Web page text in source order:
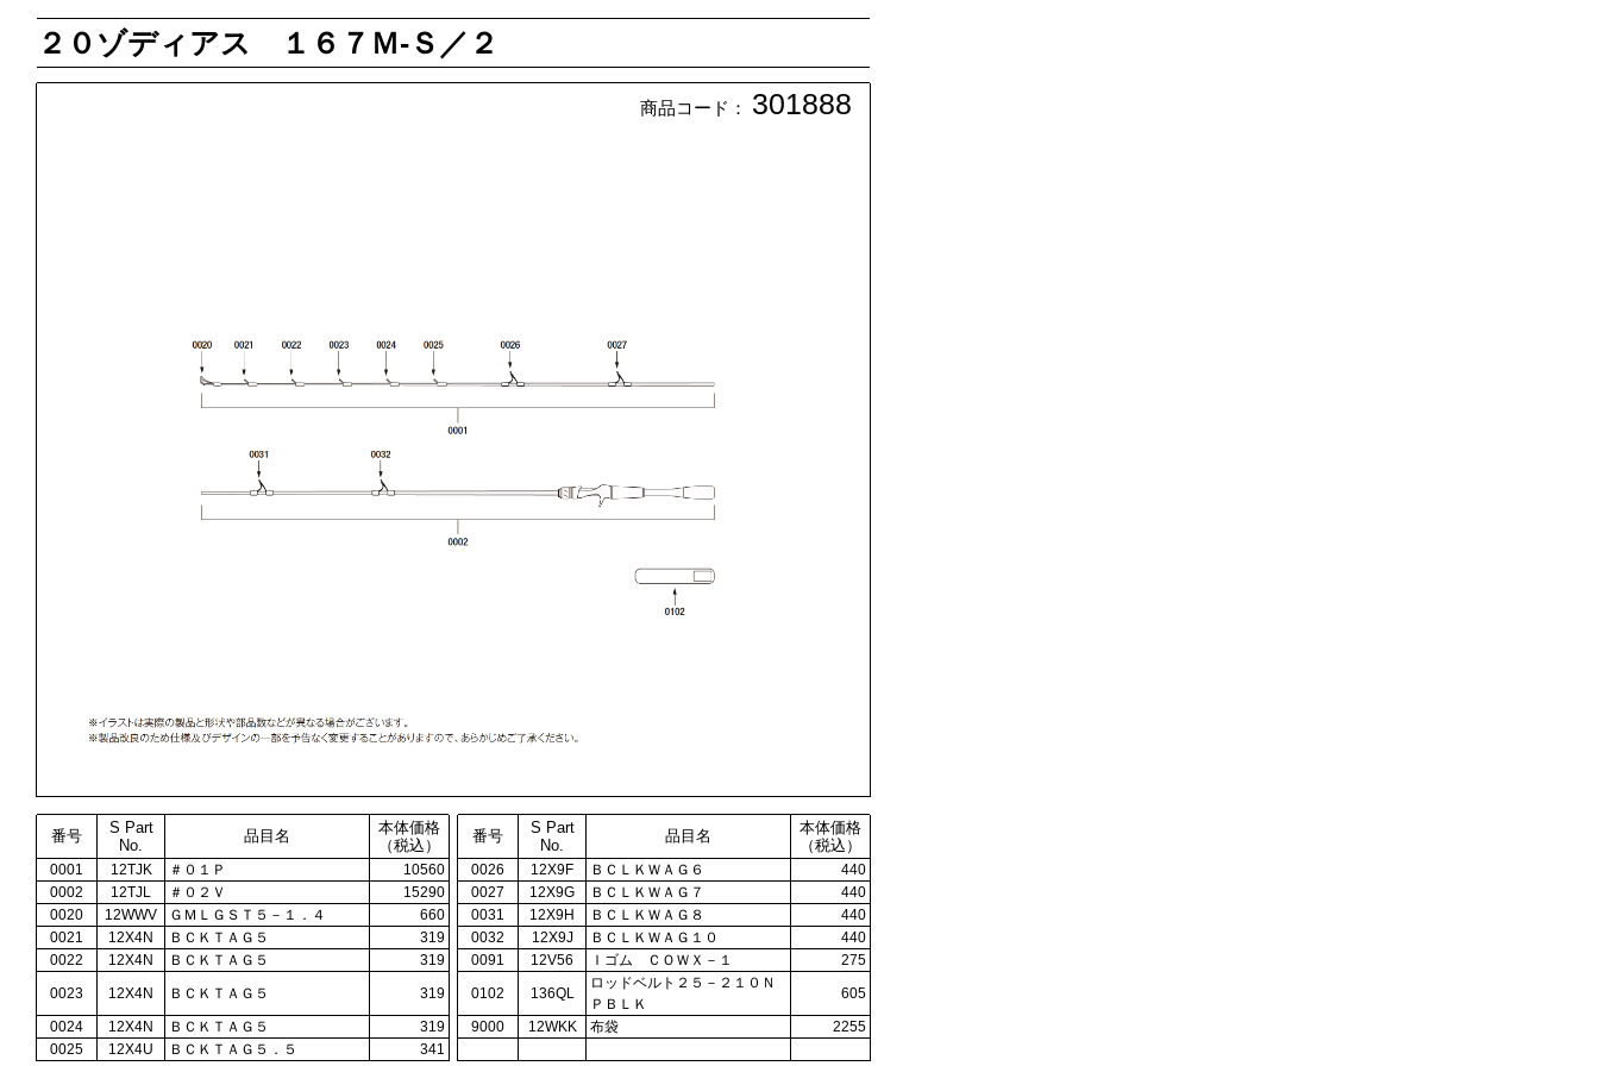
２０ゾディアス １６７Ｍ‐Ｓ／２
商品コード： 301888
番号
S Part
No.
品目名
本体価格
（税込）
番号
S Part
No.
品目名
本体価格
（税込）
0001 12TJK ＃０１Ｐ 10560 0026 12X9F ＢＣＬＫＷＡＧ６
440
0002
12TJL ＃０２Ｖ 15290 0027 12X9G ＢＣＬＫＷＡＧ７
440
0020
12WWV ＧＭＬＧＳＴ５－１．４ 660 0031 12X9H ＢＣＬＫＷＡＧ８
440
0021
12X4N ＢＣＫＴＡＧ５ 319 0032 12X9J ＢＣＬＫＷＡＧ１０
440
0022
12X4N ＢＣＫＴＡＧ５ 319 0091 12V56 Ｉゴム ＣＯＷＸ－１
275
0023
12X4N ＢＣＫＴＡＧ５ 319 0102 136QL
ロッドベルト２５－２１０Ｎ
ＰＢＬＫ
605
0024
12X4N ＢＣＫＴＡＧ５ 319 9000 12WKK 布袋
2255
0025
12X4U ＢＣＫＴＡＧ５．５ 341